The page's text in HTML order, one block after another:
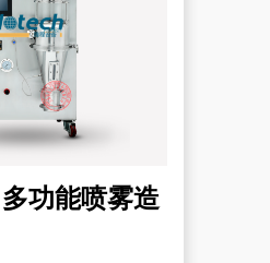
功能喷雾造